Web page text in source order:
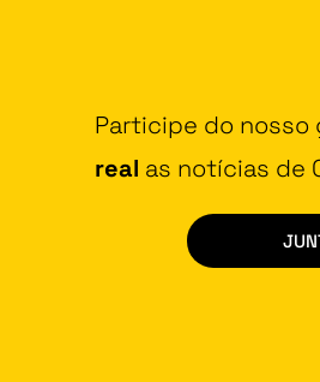
Participe do nosso
real as notícias de